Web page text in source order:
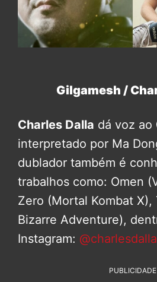
Gilgamesh /
Charles Dalla dá voz ao
interpretado por Ma
dublador também é
trabalhos como: Omen
Zero (Mortal Kombat X),
Bizarre Adventure),
Instagram: @charlesdalla
PUBLICIDADE